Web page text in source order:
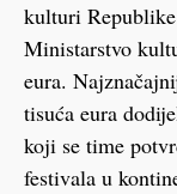
kulturi
Ministarstvo
eura.
tisuća eura
koji se time
festivala u